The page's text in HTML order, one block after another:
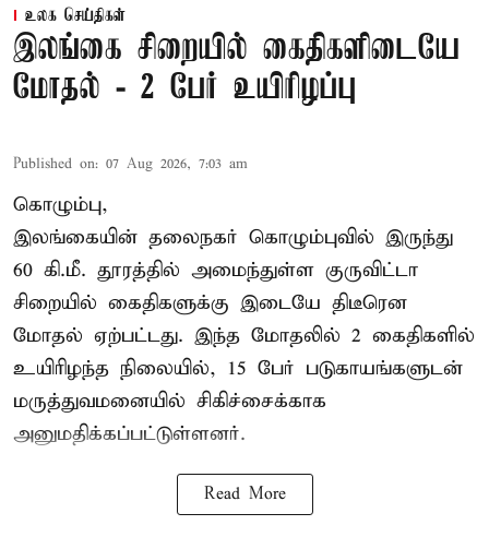
உலக செய்திகள்
இலங்கை சிறையில் கைதிகளிடையே
மோதல் - 2 பேர் உயிரிழப்பு
Published on: 07 Aug 2026, 7:03 am
கொழும்பு,
இலங்கையின் தலைநகர் கொழும்புவில் இருந்து
60 கி.மீ. தூரத்தில் அமைந்துள்ள குருவிட்டா
சிறையில் கைதிகளுக்கு இடையே திடீரென
மோதல் ஏற்பட்டது. இந்த மோதலில் 2 கைதிகளில்
உயிரிழந்த நிலையில், 15 பேர் படுகாயங்களுடன்
மருத்துவமனையில் சிகிச்சைக்காக
அனுமதிக்கப்பட்டுள்ளனர்.
Read More